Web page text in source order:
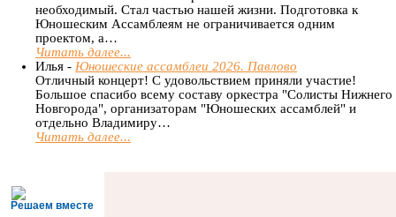
необходимый. Стал частью нашей жизни. Подготовка к
Юношеским Ассамблеям не ограничивается одним
проектом, а…
Читать далее...
Илья - Юношеские ассамблеи 2026. Павлово
Отличный концерт! С удовольствием приняли участие!
Большое спасибо всему составу оркестра "Солисты Нижнего
Новгорода", организаторам "Юношеских ассамблей" и
отдельно Владимиру…
Читать далее...
Решаем вместе